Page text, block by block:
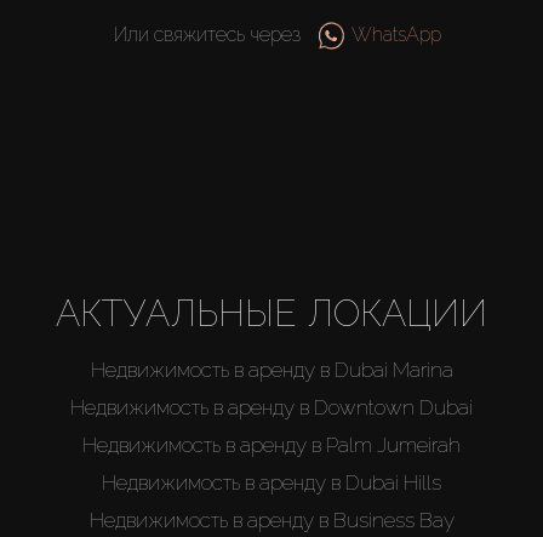
Или свяжитесь через WhatsApp
АКТУАЛЬНЫЕ ЛОКАЦИИ
Недвижимость в аренду в Dubai Marina
Недвижимость в аренду в Downtown Dubai
Недвижимость в аренду в Palm Jumeirah
Недвижимость в аренду в Dubai Hills
Недвижимость в аренду в Business Bay